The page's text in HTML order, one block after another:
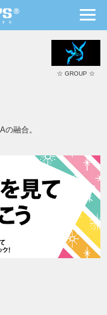
☆ GROUP ☆
融合。